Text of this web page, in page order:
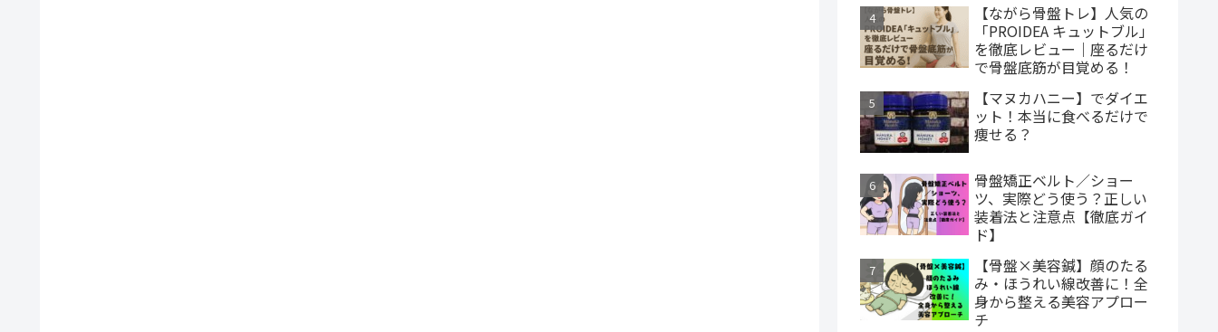
【ながら骨盤トレ】人気の
「PROIDEA キュットブル」
を徹底レビュー｜座るだけ
で骨盤底筋が目覚める！
【マヌカハニー】でダイエ
ット！本当に食べるだけで
痩せる？
骨盤矯正ベルト／ショー
ツ、実際どう使う？正しい
装着法と注意点【徹底ガイ
ド】
【骨盤×美容鍼】顔のたる
み・ほうれい線改善に！全
身から整える美容アプロー
チ